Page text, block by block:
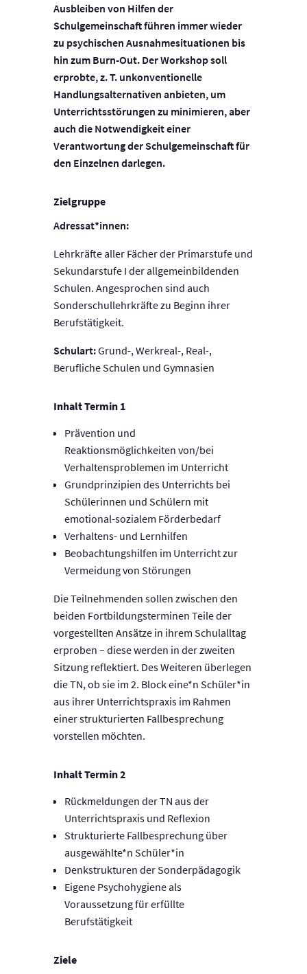
Ausbleiben von Hilfen der
Schulgemeinschaft führen immer wieder
zu psychischen Ausnahmesituationen bis
hin zum Burn-Out. Der Workshop soll
erprobte, z. T. unkonventionelle
Handlungsalternativen anbieten, um
Unterrichtsstörungen zu minimieren, aber
auch die Notwendigkeit einer
Verantwortung der Schulgemeinschaft für
den Einzelnen darlegen.
Zielgruppe
Adressat*innen:
Lehrkräfte aller Fächer der Primarstufe und
Sekundarstufe I der allgemeinbildenden
Schulen. Angesprochen sind auch
Sonderschullehrkräfte zu Beginn ihrer
Berufstätigkeit.
Schulart:Grund-, Werkreal-, Real-,
Berufliche Schulen und Gymnasien
Inhalt Termin 1
Prävention und
Reaktionsmöglichkeiten von/bei
Verhaltensproblemen im Unterricht
Grundprinzipien des Unterrichts bei
Schülerinnen und Schülern mit
emotional-sozialem Förderbedarf
Verhaltens- und Lernhilfen
Beobachtungshilfen im Unterricht zur
Vermeidung von Störungen
Die Teilnehmenden sollen zwischen den
beiden Fortbildungsterminen Teile der
vorgestellten Ansätze in ihrem Schulalltag
erproben – diese werden in der zweiten
Sitzung reflektiert. Des Weiteren überlegen
die TN, ob sie im 2. Block eine*n Schüler*in
aus ihrer Unterrichtspraxis im Rahmen
einer strukturierten Fallbesprechung
vorstellen möchten.
Inhalt Termin 2
Rückmeldungen der TN aus der
Unterrichtspraxis und Reflexion
Strukturierte Fallbesprechung über
ausgewählte*n Schüler*in
Denkstrukturen der Sonderpädagogik
Eigene Psychohygiene als
Voraussetzung für erfüllte
Berufstätigkeit
Ziele